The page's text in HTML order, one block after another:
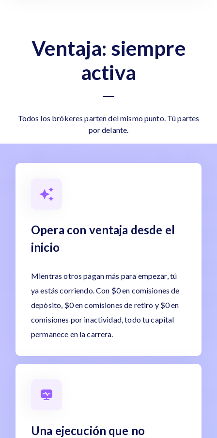
Ventaja: siempre
activa
Todos los brókeres parten del mismo punto. Tú partes
por delante.
Opera con ventaja desde el
inicio
Mientras otros pagan más para empezar, tú
ya estás corriendo. Con $0 en comisiones de
depósito, $0 en comisiones de retiro y $0 en
comisiones por inactividad, todo tu capital
permanece en la carrera.
Una ejecución que no